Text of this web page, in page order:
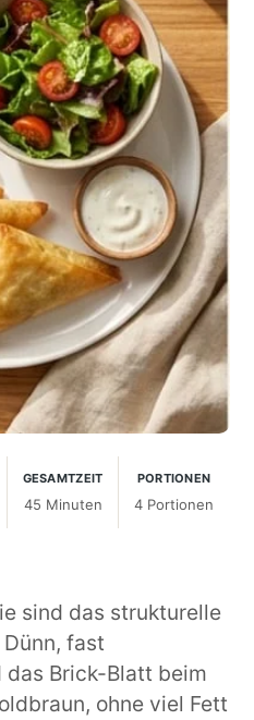
GESAMTZEIT
45 Minuten
PORTIONEN
4 Portionen
sind das strukturelle
fast
Brick-Blatt beim
ohne viel Fett